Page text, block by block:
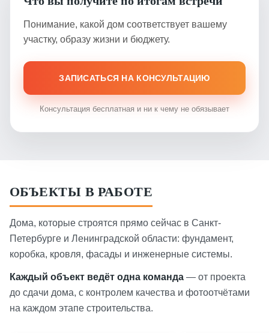
Понимание, какой дом соответствует вашему
участку, образу жизни и бюджету.
ЗАПИСАТЬСЯ НА КОНСУЛЬТАЦИЮ
Консультация бесплатная и ни к чему не обязывает
ОБЪЕКТЫ В РАБОТЕ
Дома, которые строятся прямо сейчас в Санкт-
Петербурге и Ленинградской области: фундамент,
коробка, кровля, фасады и инженерные системы.
Каждый объект ведёт одна команда — от проекта
до сдачи дома, с контролем качества и фотоотчётами
на каждом этапе строительства.